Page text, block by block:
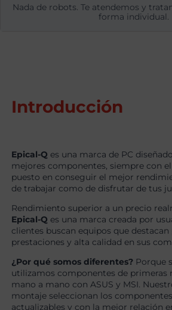
Nada de robots. Te atendemos y
forma individual.
Introducción
Epical-Q es una marca de PC
mejores componentes, siempre con
puesto en conseguir el mejor
de trabajar como de disfrutar de tus
Rendimiento superior a un precio
Epical-Q es una marca creada por
clientes buscan equipos que destacan
prestaciones y alta calidad en sus
¿Por qué somos diferentes? Porque
utilizamos componentes de primeras
mano a mano con ASUS y MSI.
montaje seleccionan los
actualizables y con la mejor relación